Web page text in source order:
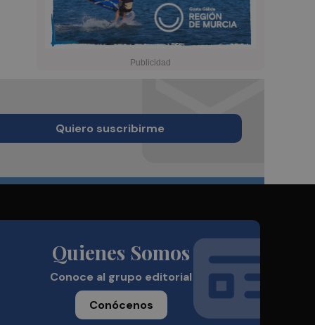
Quiero suscribirme
Quienes Somos
Conoce al grupo editorial
Conócenos